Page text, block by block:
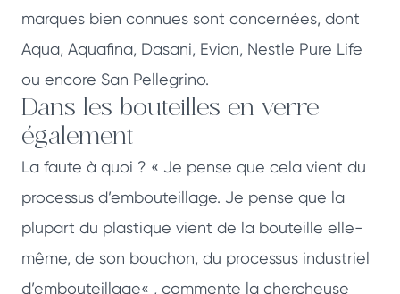
marques bien connues sont concernées, dont
Aqua, Aquafina, Dasani, Evian, Nestle Pure Life
ou encore San Pellegrino.
Dans les bouteilles en verre
également
La faute à quoi ? « Je pense que cela vient du
processus d’embouteillage. Je pense que la
plupart du plastique vient de la bouteille elle-
même, de son bouchon, du processus industriel
d’embouteillage« , commente la chercheuse